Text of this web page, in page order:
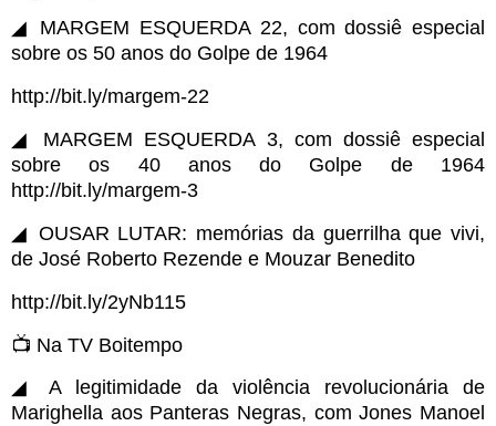
◢ MARGEM ESQUERDA 22, com dossiê especial
sobre os 50 anos do Golpe de 1964
http://bit.ly/margem-22
◢ MARGEM ESQUERDA 3, com dossiê especial
sobre os 40 anos do Golpe de 1964
http://bit.ly/margem-3
◢ OUSAR LUTAR: memórias da guerrilha que vivi,
de José Roberto Rezende e Mouzar Benedito
http://bit.ly/2yNb115
📺 Na TV Boitempo
◢ A legitimidade da violência revolucionária de
Marighella aos Panteras Negras, com Jones Manoel